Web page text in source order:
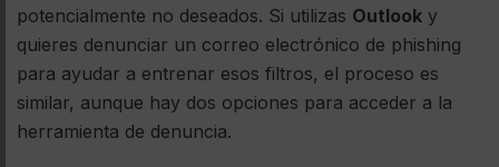
potencialmente no deseados. Si utilizas Outlook y
quieres denunciar un correo electrónico de phishing
para ayudar a entrenar esos filtros, el proceso es
similar, aunque hay dos opciones para acceder a la
herramienta de denuncia.